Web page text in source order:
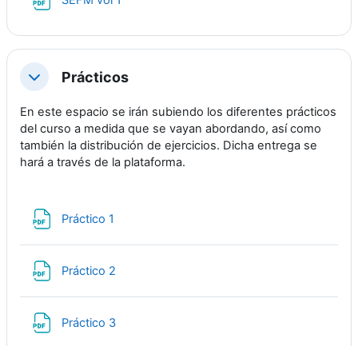
ColapsarPrácticos
En este espacio se irán subiendo los diferentes prácticos
del curso a medida que se vayan abordando, así como
también la distribución de ejercicios. Dicha entrega se
hará a través de la plataforma.
Práctico 1
Práctico 2
Práctico 3